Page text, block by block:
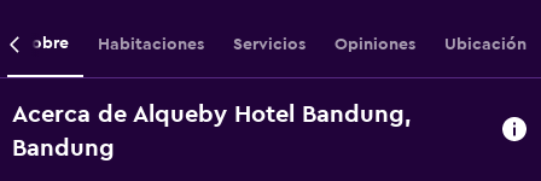
Sobre Habitaciones Servicios Opiniones Ubicación
Acerca de Alqueby Hotel Bandung,
Bandung